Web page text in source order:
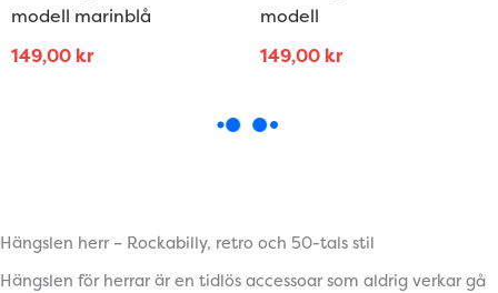
modell marinblå
149,00 kr
modell
149,00 kr
Hängslen herr – Rockabilly, retro och 50-tals stil
Hängslen för herrar är en tidlös accessoar som aldrig verkar gå